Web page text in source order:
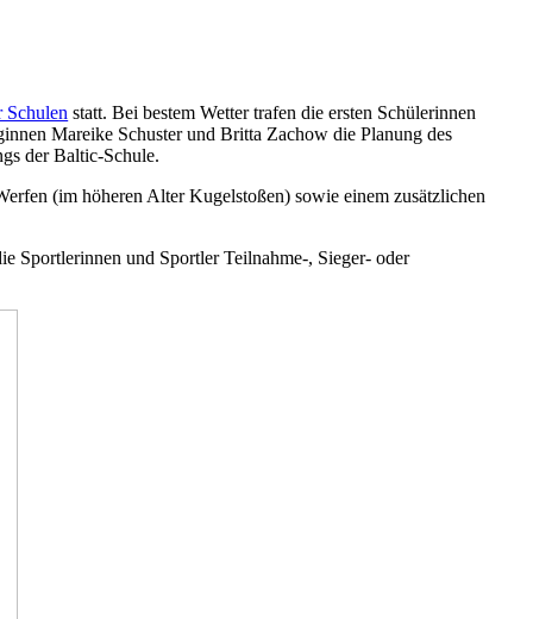
Schulen statt. Bei bestem Wetter trafen die ersten Schülerinnen
Mareike Schuster und Britta Zachow die Planung des
der Baltic-Schule.
(im höheren Alter Kugelstoßen) sowie einem zusätzlichen
Sportlerinnen und Sportler Teilnahme-, Sieger- oder